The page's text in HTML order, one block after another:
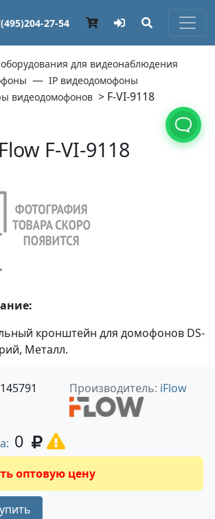
27-54
оборудования для видеонаблюдения
IP видеодомофоны
видеодомофонов > F-VI-9118
F-VI-9118
кронштейн для домофонов DS-
Металл.
Производитель: iFlow
0
Получить оптовую цену